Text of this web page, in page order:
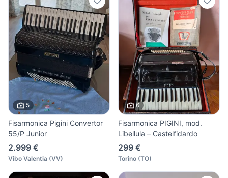
5
Fisarmonica Pigini Convertor
55/P Junior
2.999 €
Vibo Valentia (VV)
6
Fisarmonica PIGINI, mod.
Libellula – Castelfidardo
299 €
Torino (TO)